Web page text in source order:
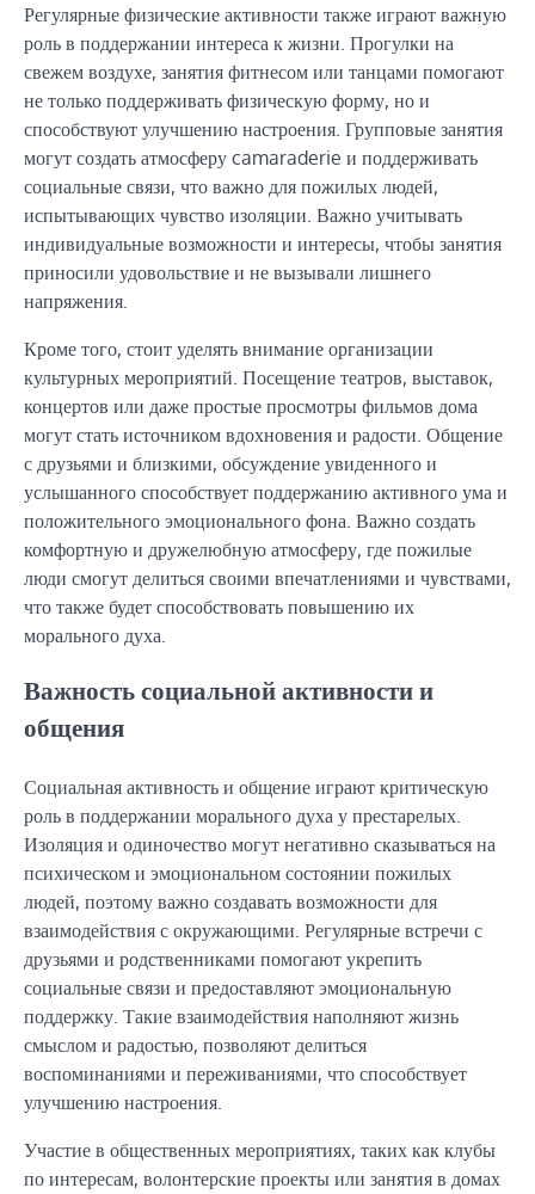
Регулярные физические активности также играют важную
роль в поддержании интереса к жизни. Прогулки на
свежем воздухе, занятия фитнесом или танцами помогают
не только поддерживать физическую форму, но и
способствуют улучшению настроения. Групповые занятия
могут создать атмосферу camaraderie и поддерживать
социальные связи, что важно для пожилых людей,
испытывающих чувство изоляции. Важно учитывать
индивидуальные возможности и интересы, чтобы занятия
приносили удовольствие и не вызывали лишнего
напряжения.
Кроме того, стоит уделять внимание организации
культурных мероприятий. Посещение театров, выставок,
концертов или даже простые просмотры фильмов дома
могут стать источником вдохновения и радости. Общение
с друзьями и близкими, обсуждение увиденного и
услышанного способствует поддержанию активного ума и
положительного эмоционального фона. Важно создать
комфортную и дружелюбную атмосферу, где пожилые
люди смогут делиться своими впечатлениями и чувствами,
что также будет способствовать повышению их
морального духа.
Важность социальной активности и
общения
Социальная активность и общение играют критическую
роль в поддержании морального духа у престарелых.
Изоляция и одиночество могут негативно сказываться на
психическом и эмоциональном состоянии пожилых
людей, поэтому важно создавать возможности для
взаимодействия с окружающими. Регулярные встречи с
друзьями и родственниками помогают укрепить
социальные связи и предоставляют эмоциональную
поддержку. Такие взаимодействия наполняют жизнь
смыслом и радостью, позволяют делиться
воспоминаниями и переживаниями, что способствует
улучшению настроения.
Участие в общественных мероприятиях, таких как клубы
по интересам, волонтерские проекты или занятия в домах